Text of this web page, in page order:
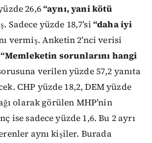
26,6“aynı, yani kötü
Sadece yüzde 18,7’si “daha iyi
vermiş. Anketin 2’nci verisi
“Memleketin sorunlarını hangi
verilen yüzde 57,2 yanıta
CHP yüzde 18,2, DEM yüzde
olarak görülen MHP’nin
ise sadece yüzde 1,6. Bu 2 ayrı
aynı kişiler. Burada